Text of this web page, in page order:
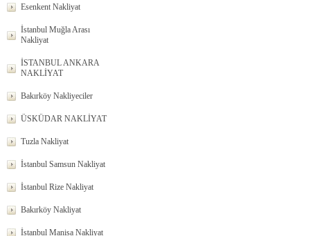
Esenkent Nakliyat
İstanbul Muğla Arası
Nakliyat
İSTANBUL ANKARA
NAKLİYAT
Bakırköy Nakliyeciler
ÜSKÜDAR NAKLİYAT
Tuzla Nakliyat
İstanbul Samsun Nakliyat
İstanbul Rize Nakliyat
Bakırköy Nakliyat
İstanbul Manisa Nakliyat